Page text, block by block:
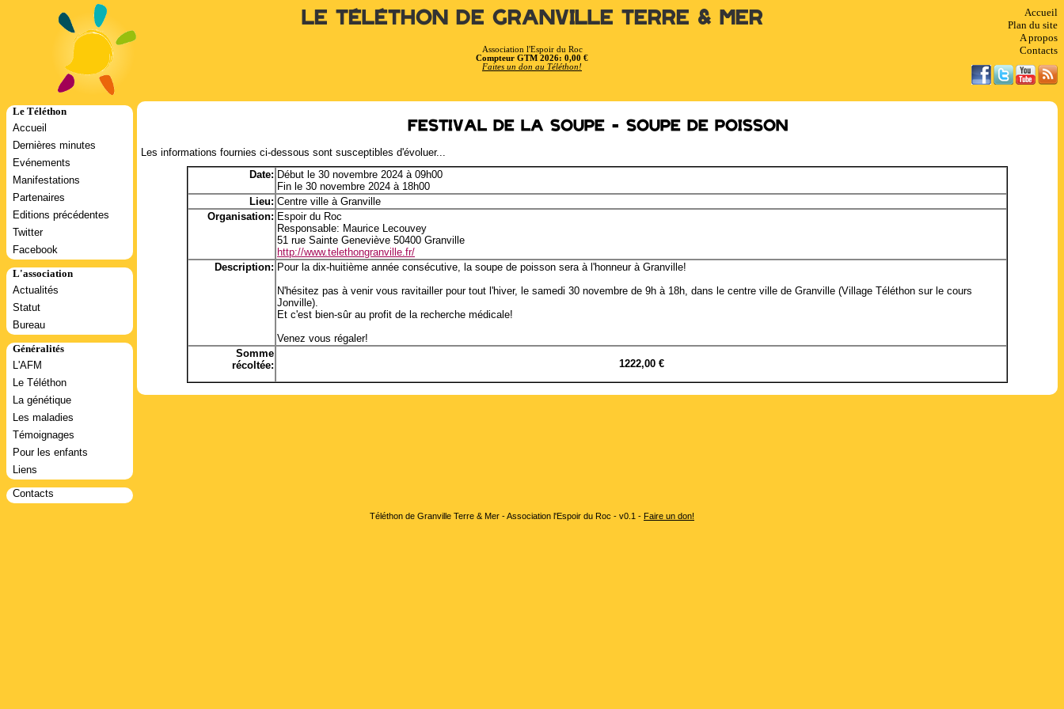
Accueil
Plan du site
A propos
Contacts
Le Téléthon de Granville Terre & Mer
Association l'Espoir du Roc
Compteur GTM 2026: 0,00 €
Faites un don au Téléthon!
Le Téléthon
Accueil
Dernières minutes
Evénements
Manifestations
Partenaires
Editions précédentes
Twitter
Facebook
L'association
Actualités
Statut
Bureau
Généralités
L'AFM
Le Téléthon
La génétique
Les maladies
Témoignages
Pour les enfants
Liens
Contacts
Festival de la soupe - Soupe de poisson
Les informations fournies ci-dessous sont susceptibles d'évoluer...
Date: Début le 30 novembre 2024 à 09h00
Fin le 30 novembre 2024 à 18h00
Lieu: Centre ville à Granville
Organisation: Espoir du Roc
Responsable: Maurice Lecouvey
51 rue Sainte Geneviève 50400 Granville
http://www.telethongranville.fr/
Description: Pour la dix-huitième année consécutive, la soupe de poisson sera à l'honneur à Granville!
N'hésitez pas à venir vous ravitailler pour tout l'hiver, le samedi 30 novembre de 9h à 18h, dans le centre ville de Granville (Village Téléthon sur le cours
Jonville).
Et c'est bien-sûr au profit de la recherche médicale!
Venez vous régaler!
Somme
récoltée:
1222,00 €
Téléthon de Granville Terre & Mer - Association l'Espoir du Roc - v0.1 - Faire un don!